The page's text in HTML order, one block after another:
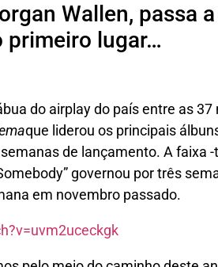
Wallen, passa
primeiro lugar…
do airplay do país entre as 37
que liderou os principais
de lançamento. A faixa
governou por três
em novembro passado.